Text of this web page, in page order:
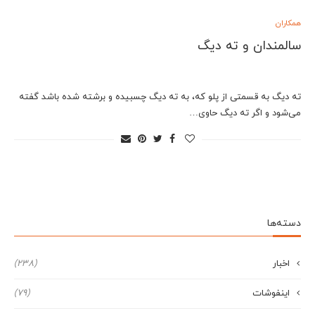
همکاران
سالمندان و ته دیگ
ته دیگ به قسمتی از پلو که، به ته دیگ چسبیده و برشته شده باشد گفته
می‌شود و اگر ته دیگ حاوی…
دسته‌ها
اخبار (238)
اینفوشات (79)